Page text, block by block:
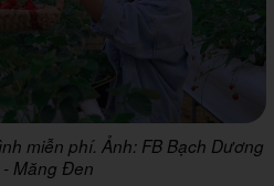
miễn phí. Ảnh: FB Bạch Dương
- Măng Đen